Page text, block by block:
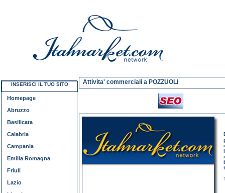
Attivita' commerciali a POZZUOLI
INSERISCI IL TUO SITO
Homepage
Abruzzo
Basilicata
Calabria
Campania
Emilia Romagna
Friuli
Lazio